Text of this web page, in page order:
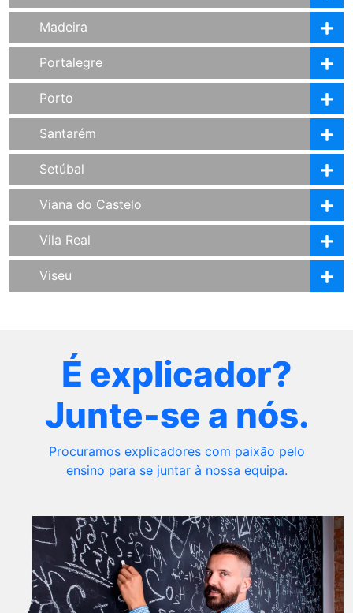
Madeira
Portalegre
Porto
Santarém
Setúbal
Viana do Castelo
Vila Real
Viseu
É explicador?
Junte-se a nós.
Procuramos explicadores com paixão pelo
ensino para se juntar à nossa equipa.